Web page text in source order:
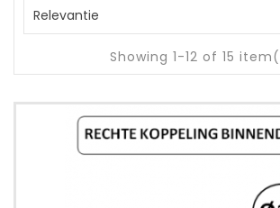
Relevantie
Showing 1-12 of 15